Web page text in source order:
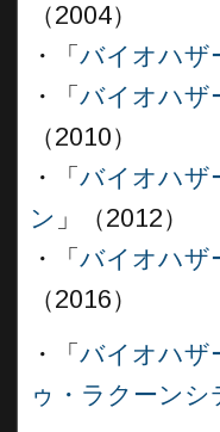
（2004）
・「 バイオハザ
・「 バイオハザ
（2010）
・「 バイオハザ
ン 」（2012）
・「 バイオハザ
（2016）
・「 バイオハザ
ゥ・ラクーンシ